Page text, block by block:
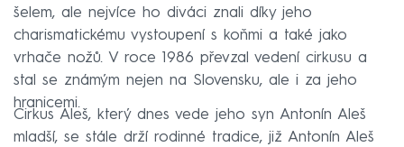
šelem, ale nejvíce ho diváci znali díky jeho
charismatickému vystoupení s koňmi a také jako
vrhače nožů. V roce 1986 převzal vedení cirkusu a
stal se známým nejen na Slovensku, ale i za jeho
hranicemi.
Cirkus Aleš, který dnes vede jeho syn Antonín Aleš
mladší, se stále drží rodinné tradice, již Antonín Aleš